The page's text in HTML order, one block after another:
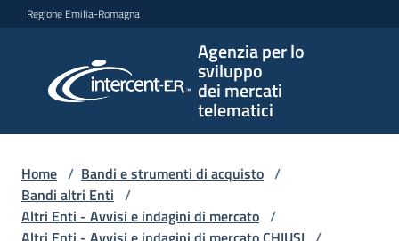
Vai al contenuto
Vai alla navigazione
Vai al footer
Regione Emilia-Romagna
Agenzia per lo
sviluppo
dei mercati
telematici
per lo
sviluppo
telematici
Home / Bandi e strumenti di acquisto /
Bandi altri Enti /
Altri Enti - Avvisi e indagini di mercato /